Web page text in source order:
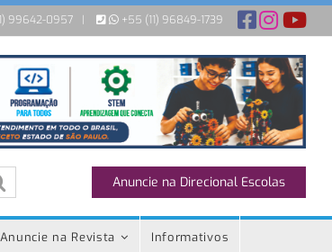
99642-0957 | +55 (11) 96849-1739
Anuncie na Direcional Escolas
Anuncie na Revista Informativos